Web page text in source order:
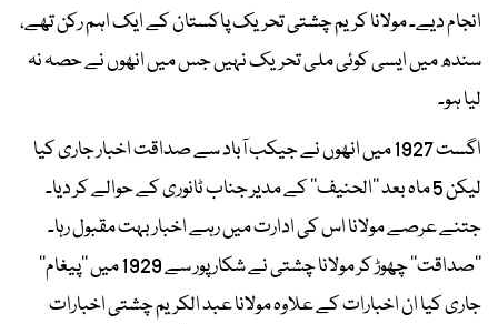
انجام دیے۔ مولانا کریم چشتی تحریک پاکستان کے ایک اہم رکن تھے،
سندھ میں ایسی کوئی ملی تحریک نہیں جس میں انھوں نے حصہ نہ
لیا ہو۔
اگست 1927 میں انھوں نے جیکب آباد سے صداقت اخبار جاری کیا
لیکن 5 ماہ بعد ’’الحنیف‘‘ کے مدیر جناب ٹانوری کے حوالے کر دیا۔
جتنے عرصے مولانا اس کی ادارت میں رہے اخبار بہت مقبول رہا۔
’’صداقت‘‘ چھوڑ کر مولانا چشتی نے شکار پور سے 1929 میں ’’پیغام‘‘
جاری کیا ان اخبارات کے علاوہ مولانا عبد الکریم چشتی اخبارات